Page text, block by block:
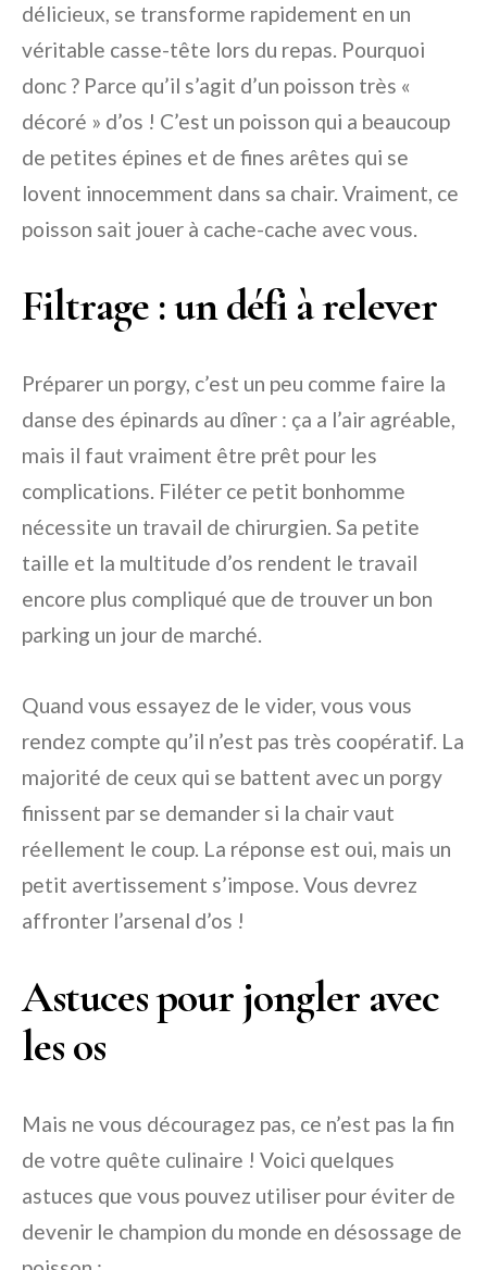
délicieux, se transforme rapidement en un
véritable casse-tête lors du repas. Pourquoi
donc ? Parce qu’il s’agit d’un poisson très «
décoré » d’os ! C’est un poisson qui a beaucoup
de petites épines et de fines arêtes qui se
lovent innocemment dans sa chair. Vraiment, ce
poisson sait jouer à cache-cache avec vous.
Filtrage : un défi à relever
Préparer un porgy, c’est un peu comme faire la
danse des épinards au dîner : ça a l’air agréable,
mais il faut vraiment être prêt pour les
complications. Filéter ce petit bonhomme
nécessite un travail de chirurgien. Sa petite
taille et la multitude d’os rendent le travail
encore plus compliqué que de trouver un bon
parking un jour de marché.
Quand vous essayez de le vider, vous vous
rendez compte qu’il n’est pas très coopératif. La
majorité de ceux qui se battent avec un porgy
finissent par se demander si la chair vaut
réellement le coup. La réponse est oui, mais un
petit avertissement s’impose. Vous devrez
affronter l’arsenal d’os !
Astuces pour jongler avec
les os
Mais ne vous découragez pas, ce n’est pas la fin
de votre quête culinaire ! Voici quelques
astuces que vous pouvez utiliser pour éviter de
devenir le champion du monde en désossage de